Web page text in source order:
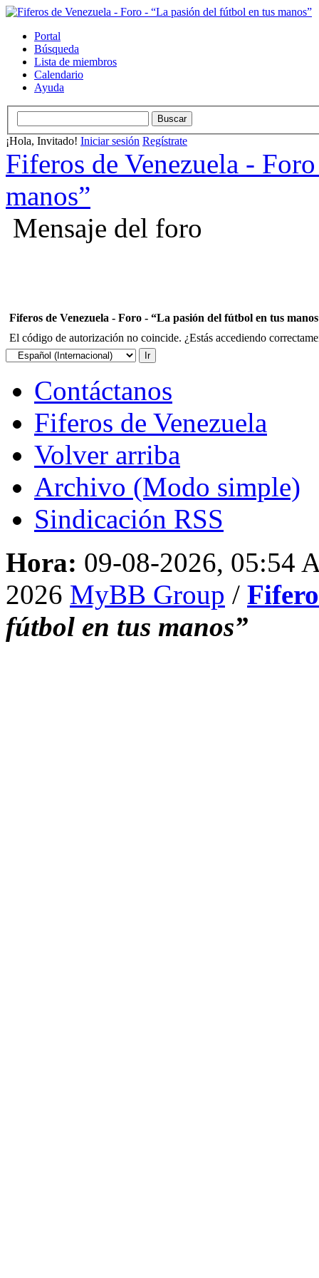
Portal
Búsqueda
Lista de miembros
Calendario
Ayuda
¡Hola, Invitado! Iniciar sesión Regístrate
Fiferos de Venezuela -
manos”
Mensaje del foro
Fiferos de Venezuela - Foro - “La pasión del fútbol en tus
El código de autorización no coincide. ¿Estás accediendo
Contáctanos
Fiferos de Venezuela
Volver arriba
Archivo (Modo simple)
Sindicación RSS
Hora: 09-08-2026, 05:54
2026 MyBB Group /
fútbol en tus manos”